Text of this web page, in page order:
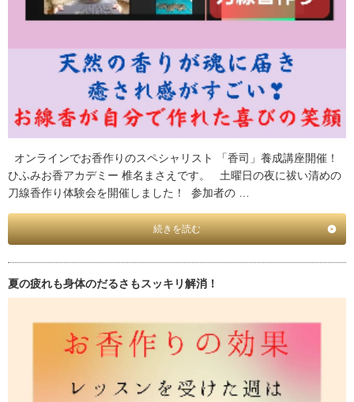
オンラインでお香作りのスペシャリスト 「香司」養成講座開催！
ひふみお香アカデミー 椎名まさえです。 土曜日の夜に祓い清めの
刀線香作り体験会を開催しました！ 参加者の …
続きを読む
夏の疲れも身体のだるさもスッキリ解消！